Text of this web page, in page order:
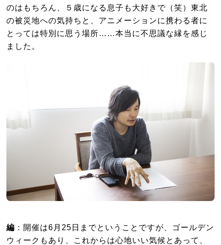
のはもちろん、
５歳になる息子も大好きで（笑）東北
の被災地への気持ちと、アニメーションに携わる者に
とっては特別に思う場所……本当に不思議な縁を感じ
ました。
編 ： 開催は6月25日までということですが、ゴールデン
ウィークもあり、これからは心地いい気候とあって、